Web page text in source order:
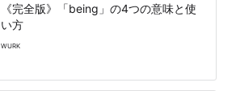
《完全版》「being」の4つの意味と使
い方
WURK